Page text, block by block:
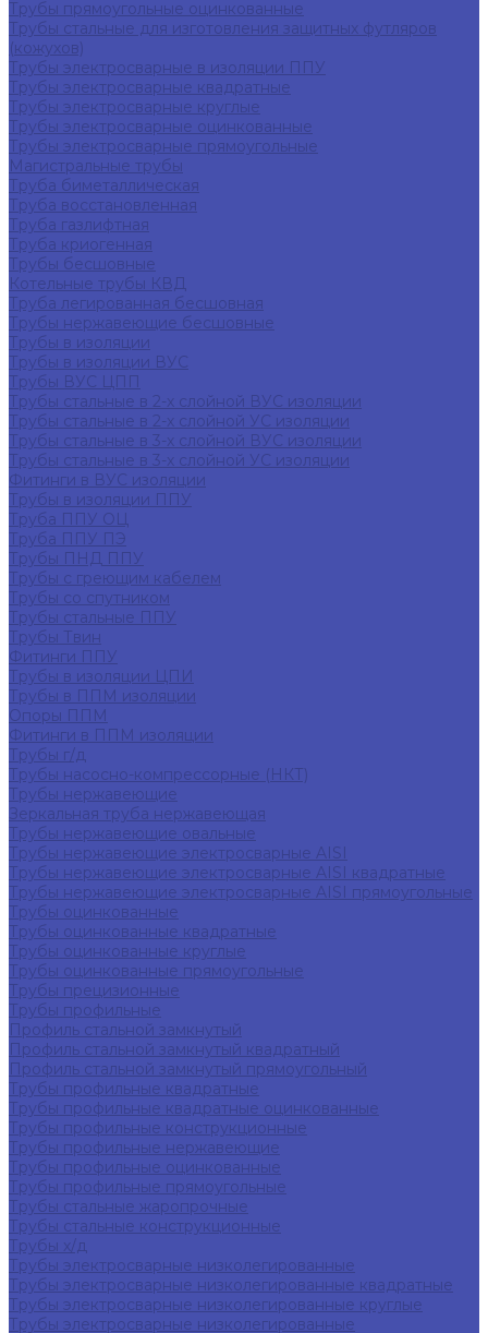
Трубы прямоугольные оцинкованные
Трубы стальные для изготовления защитных футляров
(кожухов)
Трубы электросварные в изоляции ППУ
Трубы электросварные квадратные
Трубы электросварные круглые
Трубы электросварные оцинкованные
Трубы электросварные прямоугольные
Магистральные трубы
Труба биметаллическая
Труба восстановленная
Труба газлифтная
Труба криогенная
Трубы бесшовные
Котельные трубы КВД
Труба легированная бесшовная
Трубы нержавеющие бесшовные
Трубы в изоляции
Трубы в изоляции ВУС
Трубы ВУС ЦПП
Трубы стальные в 2-х слойной ВУС изоляции
Трубы стальные в 2-х слойной УС изоляции
Трубы стальные в 3-х слойной ВУС изоляции
Трубы стальные в 3-х слойной УС изоляции
Фитинги в ВУС изоляции
Трубы в изоляции ППУ
Труба ППУ ОЦ
Труба ППУ ПЭ
Трубы ПНД ППУ
Трубы с греющим кабелем
Трубы со спутником
Трубы стальные ППУ
Трубы Твин
Фитинги ППУ
Трубы в изоляции ЦПИ
Трубы в ППМ изоляции
Опоры ППМ
Фитинги в ППМ изоляции
Трубы г/д
Трубы насосно-компрессорные (НКТ)
Трубы нержавеющие
Зеркальная труба нержавеющая
Трубы нержавеющие овальные
Трубы нержавеющие электросварные AISI
Трубы нержавеющие электросварные AISI квадратные
Трубы нержавеющие электросварные AISI прямоугольные
Трубы оцинкованные
Трубы оцинкованные квадратные
Трубы оцинкованные круглые
Трубы оцинкованные прямоугольные
Трубы прецизионные
Трубы профильные
Профиль стальной замкнутый
Профиль стальной замкнутый квадратный
Профиль стальной замкнутый прямоугольный
Трубы профильные квадратные
Трубы профильные квадратные оцинкованные
Трубы профильные конструкционные
Трубы профильные нержавеющие
Трубы профильные оцинкованные
Трубы профильные прямоугольные
Трубы стальные жаропрочные
Трубы стальные конструкционные
Трубы х/д
Трубы электросварные низколегированные
Трубы электросварные низколегированные квадратные
Трубы электросварные низколегированные круглые
Трубы электросварные низколегированные